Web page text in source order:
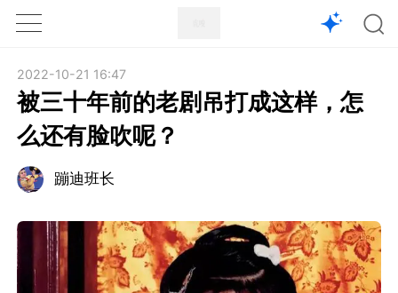
1X
2022-10-21 16:47
被三十年前的老剧吊打成这样，怎
么还有脸吹呢？
蹦迪班长